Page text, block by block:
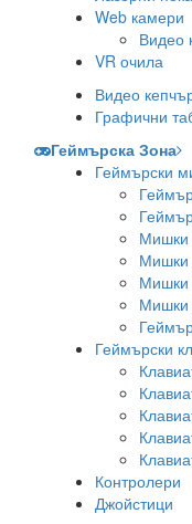
Web камери
Видео
VR очила
Видео
Графични
Геймърска Зона
Геймърски
Мишки
Мишки
Мишки
Мишки
Геймърски
Контролери
Джойстици